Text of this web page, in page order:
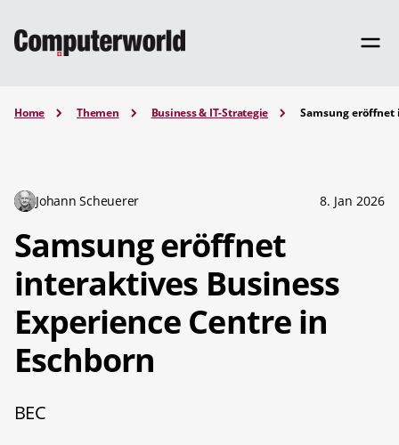
Home Themen Business & IT-Strategie Samsung eröffnet
Johann Scheuerer 8. Jan 2026
Samsung eröffnet
interaktives Business
Experience Centre in
Eschborn
BEC